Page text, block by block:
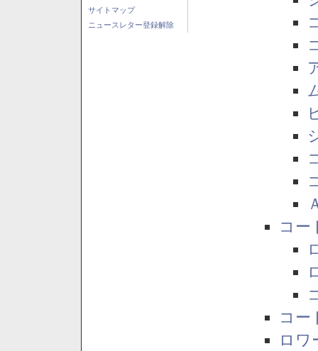
サイトマップ
ニュースレター登録解除
コー
コー
ロワ